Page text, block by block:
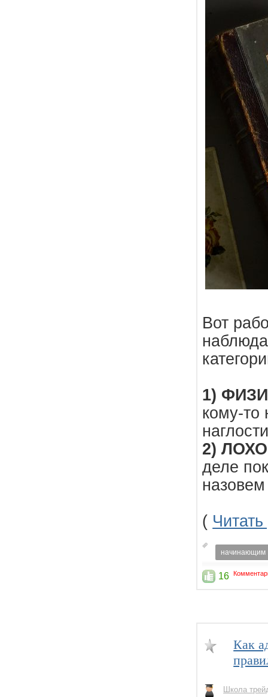
Вот
1)
кому-то
2)
деле
(
начинающим
16
Как
Школа